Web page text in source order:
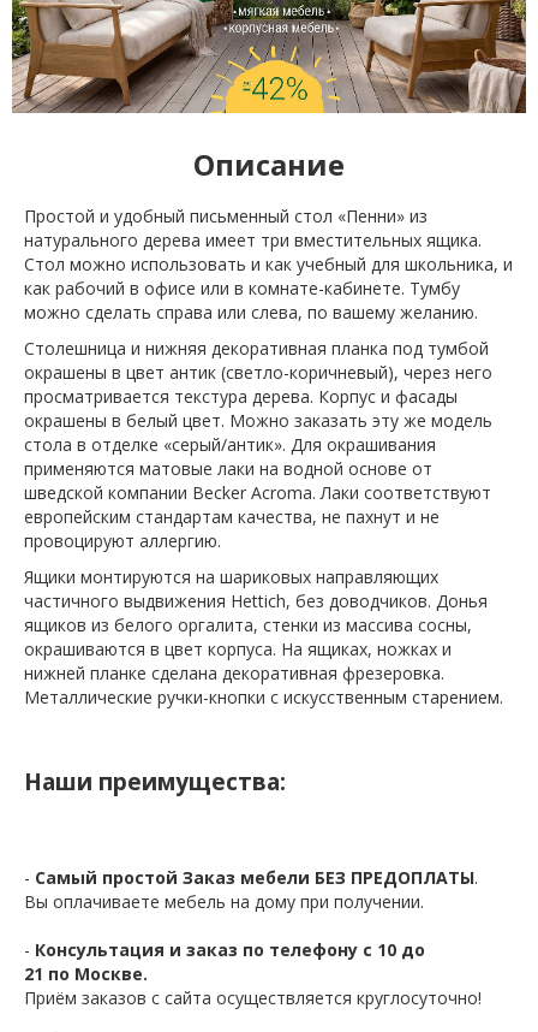
Описание
Простой и удобный письменный стол «Пенни» из
натурального дерева имеет три вместительных ящика.
Стол можно использовать и как учебный для школьника, и
как рабочий в офисе или в комнате-кабинете. Тумбу
можно сделать справа или слева, по вашему желанию.
Столешница и нижняя декоративная планка под тумбой
окрашены в цвет антик (светло-коричневый), через него
просматривается текстура дерева. Корпус и фасады
окрашены в белый цвет. Можно заказать эту же модель
стола в отделке «серый/антик». Для окрашивания
применяются матовые лаки на водной основе от
шведской компании Becker Acroma. Лаки соответствуют
европейским стандартам качества, не пахнут и не
провоцируют аллергию.
Ящики монтируются на шариковых направляющих
частичного выдвижения Hettich, без доводчиков. Донья
ящиков из белого оргалита, стенки из массива сосны,
окрашиваются в цвет корпуса. На ящиках, ножках и
нижней планке сделана декоративная фрезеровка.
Металлические ручки-кнопки с искусственным старением.
Наши преимущества:
- Самый простой Заказ мебели БЕЗ ПРЕДОПЛАТЫ.
Вы оплачиваете мебель на дому при получении.
- Консультация и заказ по телефону с 10 до
21 по Москве.
Приём заказов с сайта осуществляется круглосуточно!